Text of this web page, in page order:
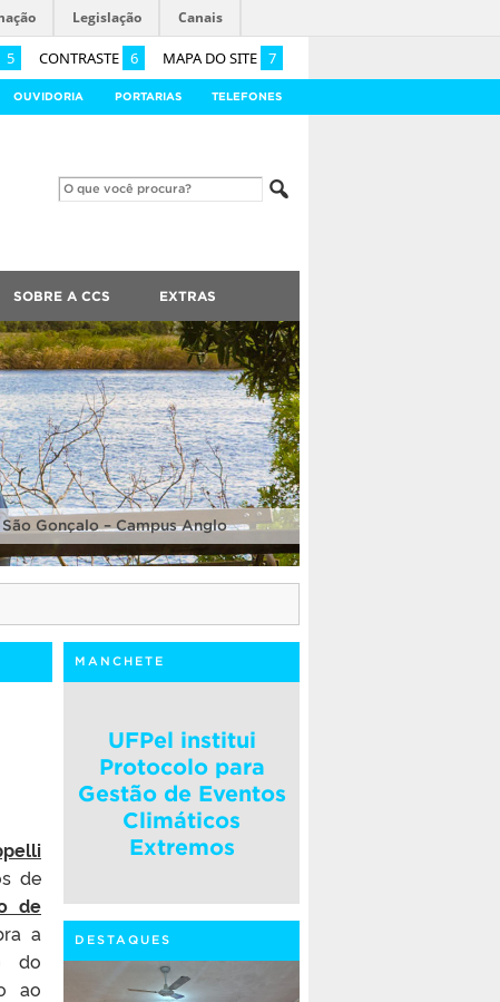
5 CONTRASTE 6 MAPA DO SITE 7
Legislação Canais
OUVIDORIA PORTARIAS TELEFONES
SOBRE A CCS EXTRAS
Gonçalo – Campus Anglo
de
de
a
do
ao
MANCHETE
UFPel institui
Protocolo para
Gestão de Eventos
Climáticos
Extremos
DESTAQUES